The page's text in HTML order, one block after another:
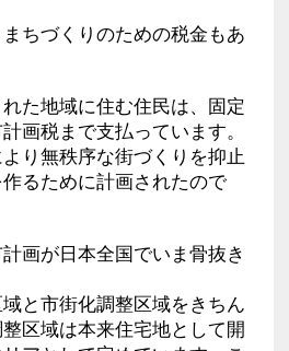
ちづくりのための税金もあ
た地域に住む住民は、固定
画税まで支払っています。
り無秩序な街づくりを抑止
るために計画されたので
画が日本全国でいま骨抜き
と市街化調整区域をきちん
区域は本来住宅地として開